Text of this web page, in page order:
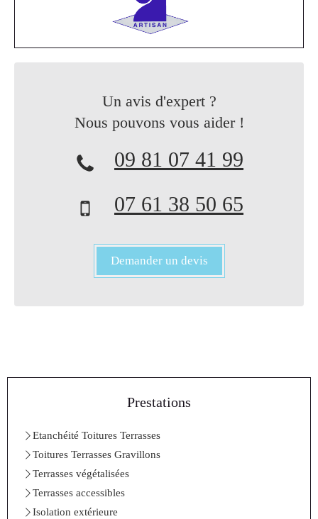
Un avis d'expert ?
Nous pouvons vous aider !
09 81 07 41 99
07 61 38 50 65
Demander un devis
Prestations
Etanchéité Toitures Terrasses
Toitures Terrasses Gravillons
Terrasses végétalisées
Terrasses accessibles
Isolation extérieure